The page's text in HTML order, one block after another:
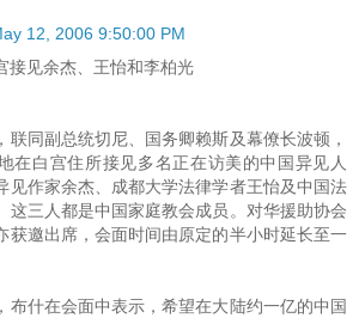
12, 2006 9:50:00 PM
接见余杰、王怡和李柏光
联同副总统切尼、国务卿赖斯及幕僚长波顿，
在白宫住所接见多名正在访美的中国异见人
见作家余杰、成都大学法律学者王怡及中国法
这三人都是中国家庭教会成员。对华援助协会
获邀出席，会面时间由原定的半小时延长至一
布什在会面中表示，希望在大陆约一亿的中国